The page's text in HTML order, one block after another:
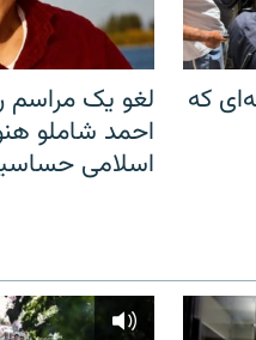
که
لغو یک مراسم
احمد شاملو
اسلامی